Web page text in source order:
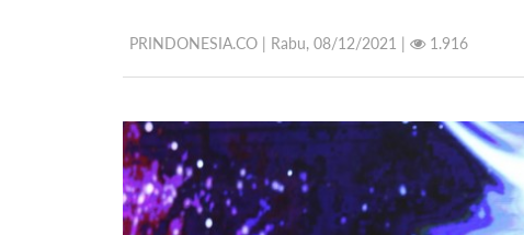
PRINDONESIA.CO | Rabu, 08/12/2021 | 1.916